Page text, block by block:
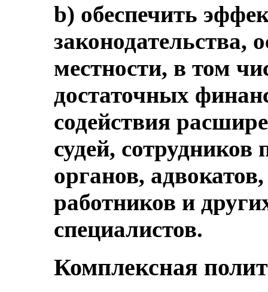
b) обеспечить
законодательства,
местности, в том
достаточных
содействия
судей,
органов,
работников и
специалистов.
Комплексная